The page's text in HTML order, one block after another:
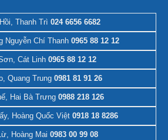
Thanh Trì 024 6656 6682
Chí Thanh 0965 88 12 12
Cát Linh 0965 88 12 12
Quang Trung0981 81 91 26
Hai Bà Trưng0988 218 126
Hoàng Quốc Việt 0918 18 8286
Hoàng Mai 0983 00 99 08